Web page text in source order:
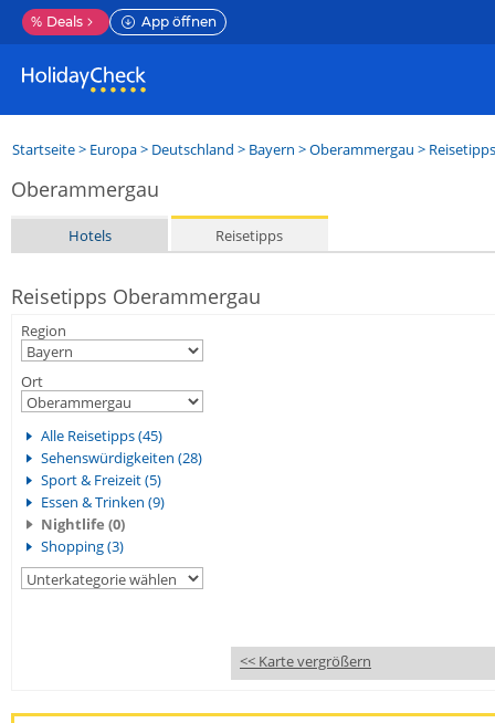
% Deals App öffnen
Startseite> Europa> Deutschland > Bayern >Oberammergau > Reisetipps
Oberammergau
Hotels Reisetipps
Reisetipps Oberammergau
Region
Ort
Alle Reisetipps (45)
Sehenswürdigkeiten (28)
Sport & Freizeit (5)
Essen & Trinken (9)
Nightlife (0)
Shopping (3)
<< Karte vergrößern